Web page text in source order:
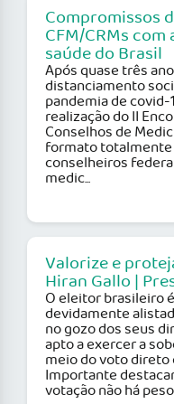
Compromissos
CFM/CRMs com
saúde do Brasil
Após quase três
distanciamento
pandemia de covid-
realização do II
Conselhos de
formato totalmente
conselheiros
medic...
Valorize e
Hiran Gallo |
O eleitor brasileiro
devidamente
no gozo dos seus
apto a exercer a
meio do voto direto
Importante
votação não há